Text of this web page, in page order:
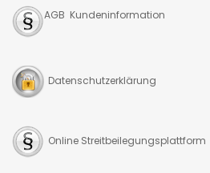
AGB Kundeninformation
Datenschutzerklärung
Online Streitbeilegungsplattform